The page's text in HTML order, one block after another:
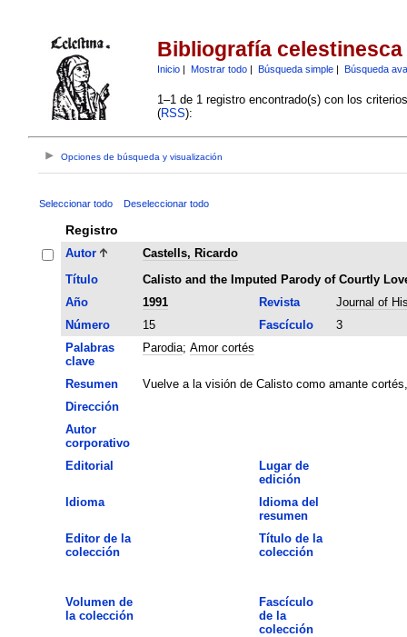
Bibliografía celestinesca
Inicio| Mostrar todo| Búsqueda simple| Búsqueda
1–1 de 1 registro encontrado(s) con los
(RSS):
Opciones de búsqueda y visualización
Seleccionar todo Deseleccionar todo
Registro
Autor
Castells, Ricardo
Título
Calisto and the Imputed Parody of Courtly
Año
1991 Revista
Journal of
Número
15 Fascículo
3
Palabras
clave
Parodia; Amor cortés
Resumen
Vuelve a la visión de Calisto como amante
Dirección
Autor
corporativo
Editorial
Lugar de
edición
Idioma
Idioma del
resumen
Editor de la
colección
Título de la
colección
Volumen de
la colección
Fascículo
de la
colección